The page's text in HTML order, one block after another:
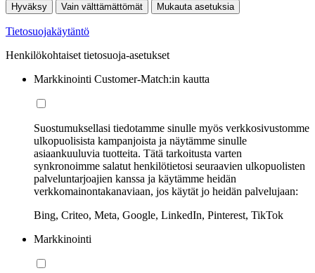
Hyväksy Vain välttämättömät Mukauta asetuksia
Tietosuojakäytäntö
Henkilökohtaiset tietosuoja-asetukset
Markkinointi Customer-Match:in kautta
Suostumuksellasi tiedotamme sinulle myös verkkosivustomme
ulkopuolisista kampanjoista ja näytämme sinulle
asiaankuuluvia tuotteita. Tätä tarkoitusta varten
synkronoimme salatut henkilötietosi seuraavien ulkopuolisten
palveluntarjoajien kanssa ja käytämme heidän
verkkomainontakanaviaan, jos käytät jo heidän palvelujaan:
Bing, Criteo, Meta, Google, LinkedIn, Pinterest, TikTok
Markkinointi